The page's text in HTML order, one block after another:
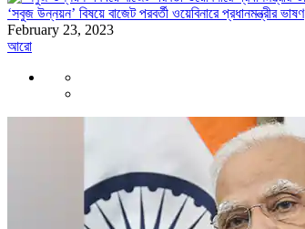
‘সবুজ উন্নয়ন’ বিষয়ে বাজেট পরবর্তী ওয়েবিনারে প্রধানমন্ত্রীর ভাষণ
February 23, 2023
আরো